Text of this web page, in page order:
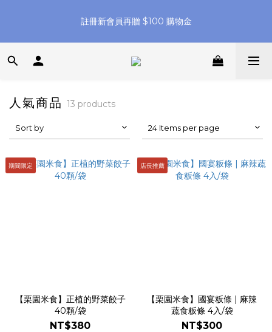
8%off】
註冊新會員再贈 $100 購物金
父親節快閃 7 天【 任選 6 件免運 🍜 】【 指定滿 8 件 再
人氣商品 13 products
Sort by 24 Items per page
期間限定
【栗園米食】正植的野菜餃子
40顆/袋
NT$380
店長推薦
【栗園米食】國宴粄條 | 麻辣
蔬食粄條 4入/袋
NT$300